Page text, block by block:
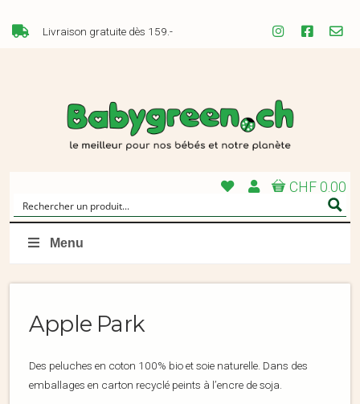
Livraison gratuite dès 159.-
CHF 0.00
Menu
Apple Park
Des peluches en coton 100% bio et soie naturelle. Dans des
emballages en carton recyclé peints à l’encre de soja.